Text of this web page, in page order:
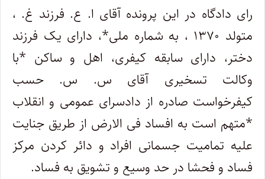
رای دادگاه در این پرونده آقای ا. ع. فرزند غ. ،
متولد ۱۳۷۰ ، به شماره ملی*، دارای یک فرزند
دختر، دارای سابقه کیفری، اهل و ساکن *با
وکالت تسخیری آقای س. س. حسب
کیفرخواست صادره از دادسرای عمومی و انقلاب
*متهم است به افساد فی الارض از طریق جنایت
علیه تمامیت جسمانی افراد و دائر کردن مرکز
فساد و فحشا در حد وسیع و تشویق به فساد.